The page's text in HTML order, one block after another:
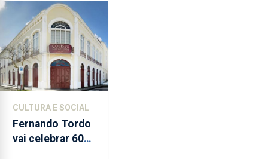
CULTURA E SOCIAL
Fernando Tordo
vai celebrar 60